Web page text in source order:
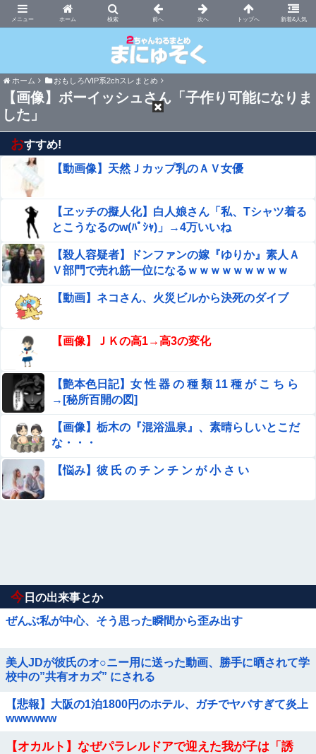
ホーム 新着&人気
まにゅそく 2chまとめニュース速報VIP
ホーム おもしろ/VIP系2chスレまとめ
【画像】ボーイッシュさん「子作り可能になりま
した」
おすすめ!
【動画像】天然Ｊカップ乳のＡＶ女優
【ヱッチの擬人化】白人娘さん「私、Tシャツ着る
とこうなるのw(ﾊﾟｼｬ)」→4万いいね
【殺人容疑者】ドンファンの嫁『ゆりか』素人Ａ
Ｖ部門で売れ筋一位になるｗｗｗｗｗｗｗｗｗ
【動画】ネコさん、火災ビルから決死のダイブ
【画像】ＪＫの高1→高3の変化
【艶本色日記】女 性 器 の 種 類 11 種 が こ ち ら
→[秘所百開の図]
【画像】栃木の『混浴温泉』、素晴らしいとこだ
な・・・
【悩み】彼 氏 の チ ン チ ン が 小 さ い
今 日の出来事とか
ぜんぶ私が中心、そう思った瞬間から歪み出す
美人JDが彼氏のオ○ニー用に送った動画、勝手に晒されて学
校中の”共有オカズ” にされる
【悲報】大阪の1泊1800円のホテル、ガチでヤバすぎて炎上
wwwwww
【オカルト】なぜパラレルドアで迎えた我が子は「誘